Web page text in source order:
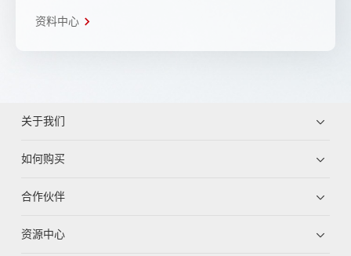
资料中心
关于我们
如何购买
合作伙伴
资源中心